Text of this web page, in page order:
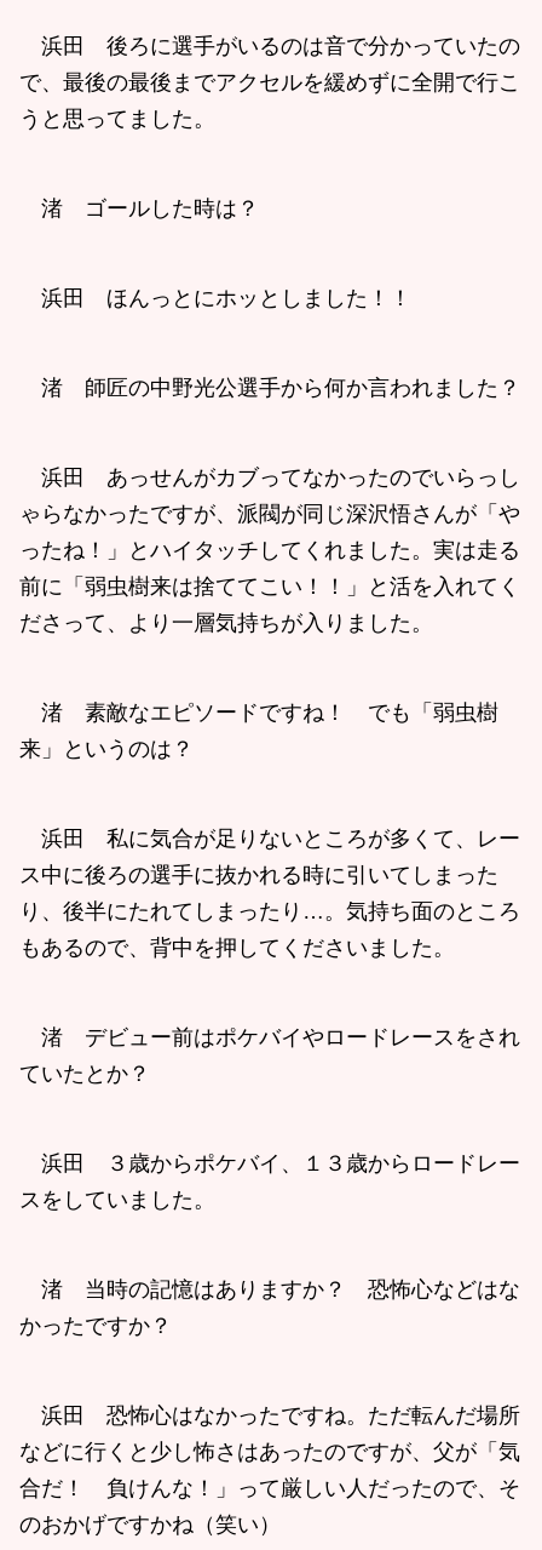
浜田 後ろに選手がいるのは音で分かっていたの
で、最後の最後までアクセルを緩めずに全開で行こ
うと思ってました。
渚 ゴールした時は？
浜田 ほんっとにホッとしました！！
渚 師匠の中野光公選手から何か言われました？
浜田 あっせんがカブってなかったのでいらっし
ゃらなかったですが、派閥が同じ深沢悟さんが「や
ったね！」とハイタッチしてくれました。実は走る
前に「弱虫樹来は捨ててこい！！」と活を入れてく
ださって、より一層気持ちが入りました。
渚 素敵なエピソードですね！ でも「弱虫樹
来」というのは？
浜田 私に気合が足りないところが多くて、レー
ス中に後ろの選手に抜かれる時に引いてしまった
り、後半にたれてしまったり…。気持ち面のところ
もあるので、背中を押してくださいました。
渚 デビュー前はポケバイやロードレースをされ
ていたとか？
浜田 ３歳からポケバイ、１３歳からロードレー
スをしていました。
渚 当時の記憶はありますか？ 恐怖心などはな
かったですか？
浜田 恐怖心はなかったですね。ただ転んだ場所
などに行くと少し怖さはあったのですが、父が「気
合だ！ 負けんな！」って厳しい人だったので、そ
のおかげですかね（笑い）